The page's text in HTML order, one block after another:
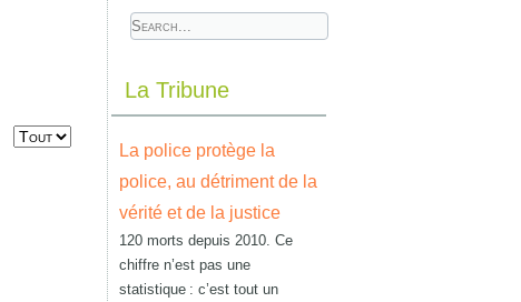
La Tribune
La police protège la
police, au détriment de la
vérité et de la justice
120 morts depuis 2010. Ce
chiffre n’est pas une
statistique : c’est tout un